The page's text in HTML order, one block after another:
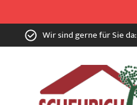
Zum
Inhalt Wir sind gerne für Sie da: